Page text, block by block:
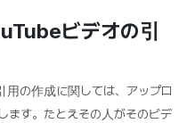
ビデオの引
用の作成に関しては、アップロ
ます。たとえその人がそのビデ